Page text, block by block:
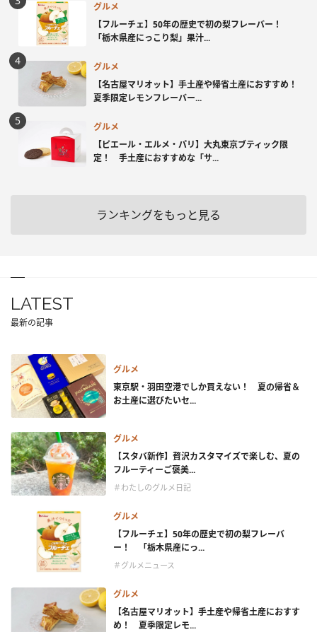
グルメ
【フルーチェ】50年の歴史で初の梨フレーバー！
「栃木県産にっこり梨」果汁...
グルメ
【名古屋マリオット】手土産や帰省土産におすすめ！
夏季限定レモンフレーバー...
グルメ
【ピエール・エルメ・パリ】大丸東京ブティック限
定！ 手土産におすすめな「サ...
ランキングをもっと見る
LATEST
最新の記事
グルメ
東京駅・羽田空港でしか買えない！ 夏の帰省＆
お土産に選びたいセ...
グルメ
【スタバ新作】贅沢カスタマイズで楽しむ、夏の
フルーティーご褒美...
＃わたしのグルメ日記
グルメ
【フルーチェ】50年の歴史で初の梨フレーバ
ー！ 「栃木県産にっ...
＃グルメニュース
グルメ
【名古屋マリオット】手土産や帰省土産におすす
め！ 夏季限定レモ...